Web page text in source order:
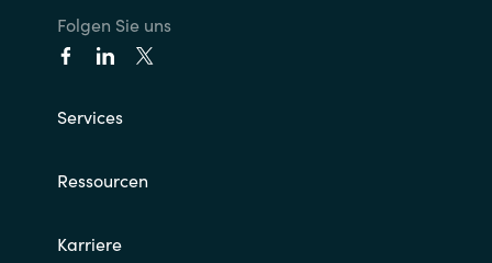
Folgen Sie uns
Services
Ressourcen
Karriere